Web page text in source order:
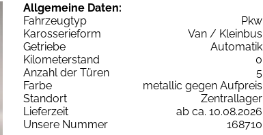
Allgemeine Daten:
Fahrzeugtyp
Pkw
Karosserieform
Van / Kleinbus
Getriebe
Automatik
Kilometerstand
0
Anzahl der Türen
5
Farbe
metallic gegen Aufpreis
Standort
Zentrallager
Lieferzeit
ab ca. 10.08.2026
Unsere Nummer
168710